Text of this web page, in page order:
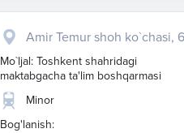
Amir Temur shoh ko`chasi,
Mo`ljal: Toshkent shahridagi
maktabgacha ta'lim boshqarmasi
Minor
Bog'lanish: